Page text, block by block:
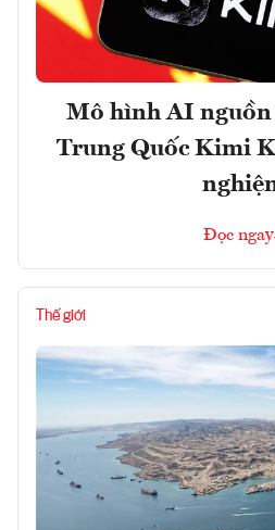
Mô hình AI nguồn
Trung Quốc Kimi
Đọc ngay
Thế giới